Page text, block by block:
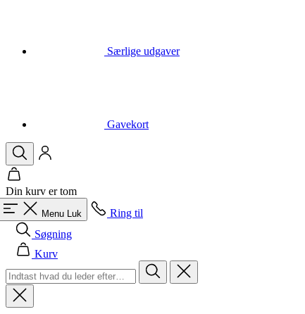
Din kurv er tom
Menu
Kurv
Mænd
Alle i kategori Mænd